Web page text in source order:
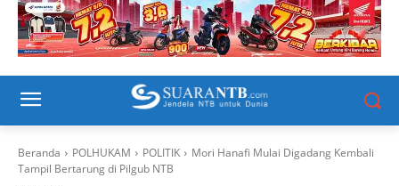
Beranda POLHUKAM POLITIK
Mori Hanafi Mulai Digadang Kembali
Tampil Bertarung di Pilgub NTB